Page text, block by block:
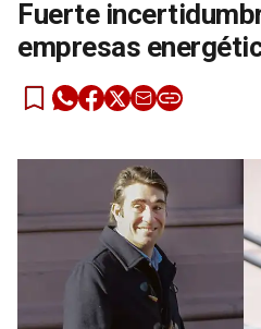
Fuerte
empresas